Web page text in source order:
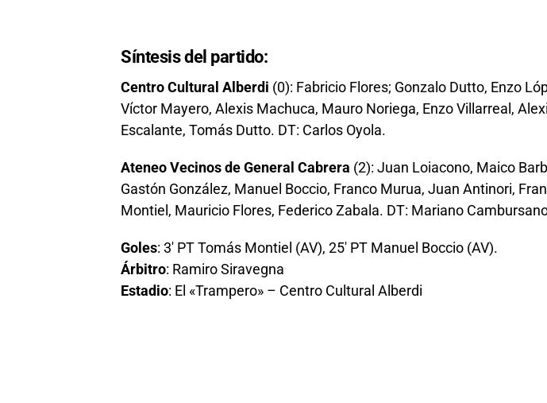
Síntesis del partido:
Centro Cultural Alberdi (0): Fabricio Flores; Gonzalo Dutto, Enzo
Víctor Mayero, Alexis Machuca, Mauro Noriega, Enzo Villarreal,
Escalante, Tomás Dutto. DT: Carlos Oyola.
Ateneo Vecinos de General Cabrera (2): Juan Loiacono, Maico
Gastón González, Manuel Boccio, Franco Murua, Juan Antinori,
Montiel, Mauricio Flores, Federico Zabala. DT: Mariano
Goles: 3′ PT Tomás Montiel (AV), 25′ PT Manuel Boccio (AV).
Árbitro: Ramiro Siravegna
Estadio: El «Trampero» – Centro Cultural Alberdi